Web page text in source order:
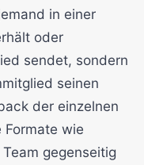
in einer
oder
sendet, sondern
seinen
der einzelnen
wie
gegenseitig